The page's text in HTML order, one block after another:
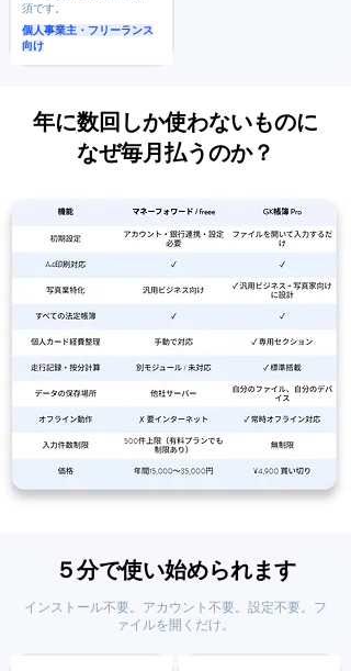
須です。
個人事業主・フリーランス
向け
年に数回しか使わないものに
なぜ毎月払うのか？
５ 分で使い始められます
インストール不要。アカウント不要。設定不要。フ
ァイルを開くだけ。